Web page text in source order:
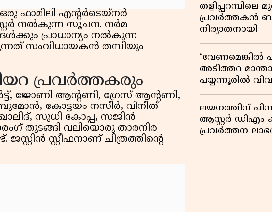
ഫാമിലി എൻ്റർടെയ്നർ
നൽകുന്ന സൂചന. നർമ
പ്രാധാന്യം നൽകുന്ന
സംവിധായകൻ തമ്പിയും
പ്രവർത്തകരും
ജോണി ആൻ്റണി, ഗ്രേസ് ആൻ്റണി,
കോട്ടയം നസീർ, വിനീത്
സുധി കോപ്പ, സജിൻ
തുടങ്ങി വലിയൊരു താരനിര
സ്റ്റീഫനാണ് ചിത്രത്തിൻ്റെ
തളിപ്പറമ്പിലെ
പ്രവർത്തകൻ
നിര്യാതനായി
‘വേണമെങ്കിൽ
അടിത്തറ
പയ്യന്നൂരിൽ
കെ രാഗേഷ്
ലയനത്തിന്
ആസ്റ്റർ ഡിഎം
പ്രവർത്തന
ശതമാനത്തിൻ്റെ